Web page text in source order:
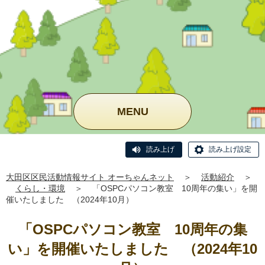
MENU
読み上げ 読み上げ設定
大田区区民活動情報サイト オーちゃんネット ＞ 活動紹介
＞
くらし・環境
＞
「OSPCパソコン教室 10周年の集い」を開
催いたしました （2024年10月）
「OSPCパソコン教室 10周年の集
い」を開催いたしました （2024年10